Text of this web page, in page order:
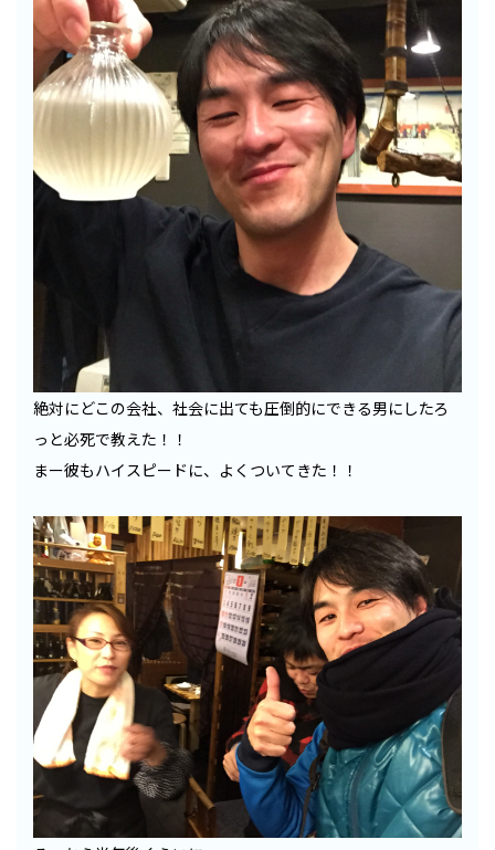
絶対にどこの会社、社会に出ても圧倒的にできる男にしたろ
っと必死で教えた！！
まー彼もハイスピードに、よくついてきた！！